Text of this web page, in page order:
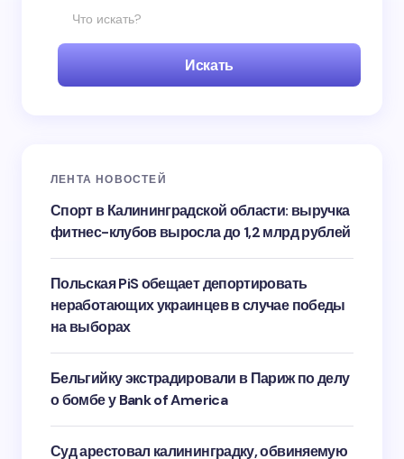
Искать
ЛЕНТА НОВОСТЕЙ
Спорт в Калининградской области: выручка
фитнес-клубов выросла до 1,2 млрд рублей
Польская PiS обещает депортировать
неработающих украинцев в случае победы
на выборах
Бельгийку экстрадировали в Париж по делу
о бомбе у Bank of America
Суд арестовал калининградку, обвиняемую